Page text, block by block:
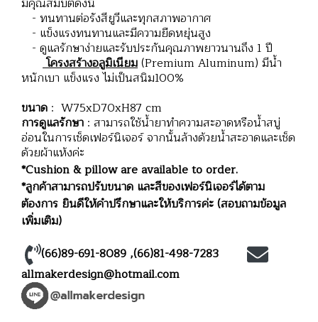
- ทนทานต่อรังสียูวีและทุกสภาพอากาศ
- แข็งแรงทนทานและมีความยืดหยุ่นสูง
- ดูแลรักษาง่ายและรับประกันคุณภาพยาวนานถึง 1 ปี
โครงสร้างอลูมิเนียม(Premium Aluminum) มีน้ำ
หนักเบา แข็งแรง ไม่เป็นสนิม100%
ขนาด : W75xD70xH87 cm
การดูแลรักษา : สามารถใช้น้ำยาทำความสะอาดหรือน้ำสบู่
อ่อนในการเช็ดเฟอร์นิเจอร์ จากนั้นล้างด้วยน้ำสะอาดและเช็ด
ด้วยผ้าแห้งค่ะ
*Cushion & pillow are available to order.
*ลูกค้าสามารถปรับขนาด และสีของเฟอร์นิเจอร์ได้ตาม
ต้องการ ยินดีให้คำปรึกษาและให้บริการค่ะ (สอบถามข้อมูล
เพิ่มเติม)
(66)89-691-8089,(66)81-498-7283
allmakerdesign@hotmail.com